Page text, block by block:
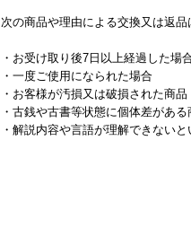
次の商品や理由による交換又は返品
・お受け取り後7日以上経過した場
・一度ご使用になられた場合
・お客様が汚損又は破損された商品
・古銭や古書等状態に個体差がある
・解説内容や言語が理解できないと